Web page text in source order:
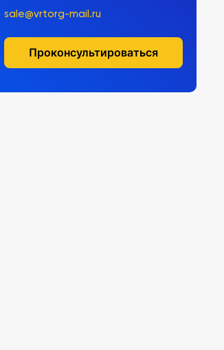
sale@vrtorg-mail.ru
Проконсультироваться